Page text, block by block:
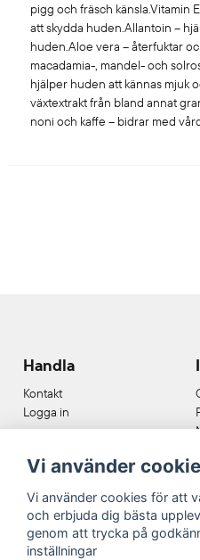
pigg och fräsch känsla.Vitamin
att skydda huden.Allantoin –
huden.Aloe vera – återfuktar
macadamia-, mandel- och
hjälper huden att kännas mjuk
växtextrakt från bland annat
noni och kaffe – bidrar med
Handla
Kontakt
Logga in
Vi använder
Vi använder cookies för att
och erbjuda dig bästa
genom att trycka på
inställningar